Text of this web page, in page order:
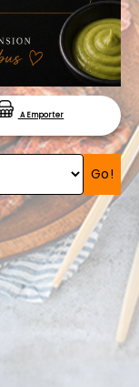
A Emporter
Go!